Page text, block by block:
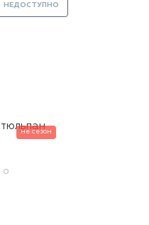
НЕДОСТУПНО
не сезон